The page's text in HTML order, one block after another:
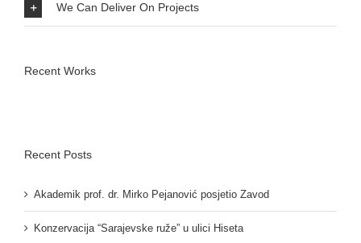
We Can Deliver On Projects
Recent Works
Recent Posts
Akademik prof. dr. Mirko Pejanović posjetio Zavod
Konzervacija “Sarajevske ruže” u ulici Hiseta